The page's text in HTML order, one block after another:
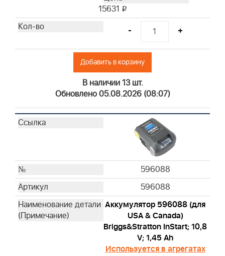
15631 i
- +
Добавить в корзину
В наличии 13 шт.
Обновлено 05.08.2026 (08:07)
596088
596088
Аккумулятор 596088 (для
USA & Canada)
Briggs&Stratton InStart; 10,8
V; 1,45 Ah
Используется в агрегатах